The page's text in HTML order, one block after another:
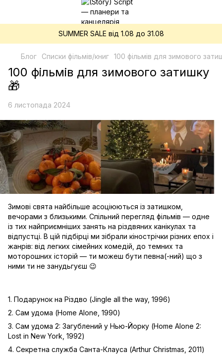
SUMMER SALE від 1.08 до 31.08
Блог Списки фільмів/книг 100 фільмів для зимового
100 фільмів для зимового затишку
🎁
6 листопада 2024
Зимові свята найбільше асоціюються із затишком,
вечорами з близькими. Спільний перегляд фільмів — одне
із тих найприємніших занять на різдвяних канікулах та
відпустці. В цій підбірці ми зібрали кінострічки різних епох і
жанрів: від легких сімейних комедій, до темних та
моторошних історій — ти можеш бути певна(-ний) що з
ними ти не занудьгуєш 😉
1. Подарунок на Різдво (Jingle all the way, 1996)
2. Сам удома (Home Alone, 1990)
3. Сам удома 2: Загублений у Нью-Йорку (Home Alone 2:
Lost in New York, 1992)
4. Секретна служба Санта-Клауса (Arthur Christmas, 2011)